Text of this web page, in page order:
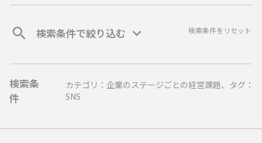
検索条件で絞り込む 検索条件をリセット
検索条
件
カテゴリ：企業のステージごとの経営課題、タグ：
SNS